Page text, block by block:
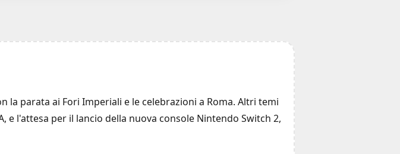
la parata ai Fori Imperiali e le celebrazioni a Roma. Altri temi
l'attesa per il lancio della nuova console Nintendo Switch 2,